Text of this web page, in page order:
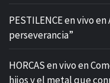
PESTILENCE en vivo
perseverancia”
HORCAS en vivo en
hijos y el metal que